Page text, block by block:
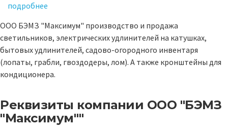
подробнее
ООО БЭМЗ "Максимум" производство и продажа
светильников, электрических удлинителей на катушках,
бытовых удлинителей, садово-огородного инвентаря
(лопаты, грабли, гвоздодеры, лом). А также кронштейны для
кондиционера.
Реквизиты компании ООО "БЭМЗ
"Максимум""